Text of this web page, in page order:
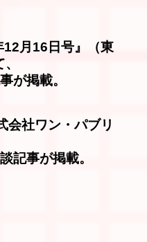
12月16日号』（東
が掲載。
会社ワン・パブリ
記事が掲載。